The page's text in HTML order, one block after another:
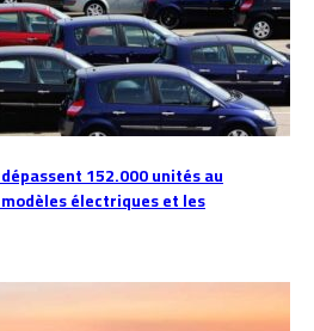
152.000 unités au
électriques et les